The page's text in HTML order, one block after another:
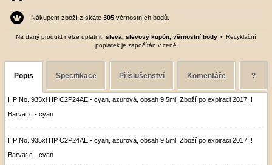
Nákupem zboží získáte 305 věrnostních bodů.
Na daný produkt nelze uplatnit: sleva, slevový kupón, věrnostní body
Recyklační
poplatek je započítán v ceně
Popis Specifikace Příslušenství Komentáře ?
HP No. 935xl HP C2P24AE - cyan, azurová, obsah 9,5ml, Zboží po expiraci 2017!!!
Barva: c - cyan
HP No. 935xl HP C2P24AE - cyan, azurová, obsah 9,5ml, Zboží po expiraci 2017!!!
Barva: c - cyan